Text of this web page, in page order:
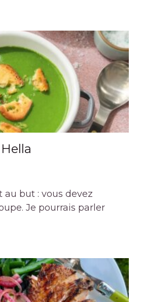
au but : vous devez
Je pourrais parler